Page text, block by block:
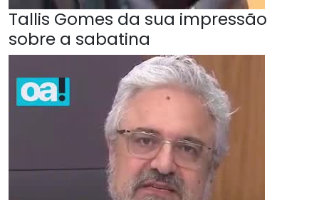
Tallis Gomes da sua impressão
sobre a sabatina